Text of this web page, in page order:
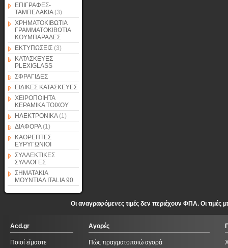
ΕΠΙΓΡΑΦΕΣ-
ΤΑΜΠΕΛΑΚΙΑ(3)
ΧΡΗΜΑΤΟΚΙΒΩΤΙΑ
ΓΡΑΜΜΑΤΟΚΙΒΩΤΙΑ
ΚΟΥΜΠΑΡΑΔΕΣ
ΕΚΤΥΠΩΣΕΙΣ (3)
ΚΑΤΑΣΚΕΥΕΣ
PLEXIGLASS
ΣΦΡΑΓΙΔΕΣ
ΕΙΔΙΚΕΣ ΚΑΤΑΣΚΕΥΕΣ
ΧΕΙΡΟΠΟΙΗΤΑ
ΚΕΡΑΜΙΚΑ ΤΟΙΧΟΥ
ΗΛΕΚΤΡΟΝΙΚΑ(1)
ΔΙΑΦΟΡΑ(1)
ΚΑΘΡΕΠΤΕΣ
ΕΥΡΥΓΩΝΙΟΙ
ΣΥΛΛΕΚΤΙΚΕΣ
ΣΥΛΛΟΓΕΣ
ΣΗΜΑΤΑΚΙΑ
ΜΟΥΝΤΙΑΛ ITALIA 90
Οι αναγραφόμενες τιμές δεν περιέχουν ΦΠΑ. Οι
Acd.gr
Ποιοί είμαστε
Αγορές
Πώς πραγματοποιώ αγορά